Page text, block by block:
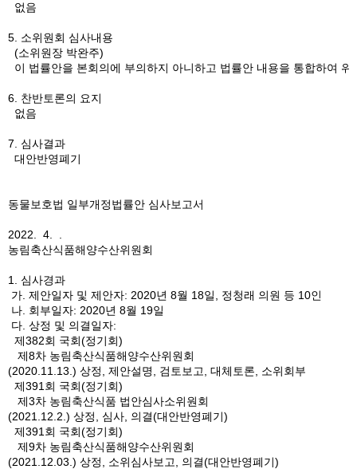
없음
5. 소위원회 심사내용
(소위원장 박완주)
이 법률안을 본회의에 부의하지 아니하고 법률안 내용을 통합하여
6. 찬반토론의 요지
없음
7. 심사결과
대안반영폐기
동물보호법 일부개정법률안 심사보고서
2022. 4. .
농림축산식품해양수산위원회
1. 심사경과
가. 제안일자 및 제안자: 2020년 8월 18일, 정청래 의원 등 10인
나. 회부일자: 2020년 8월 19일
다. 상정 및 의결일자:
제382회 국회(정기회)
제8차 농림축산식품해양수산위원회
(2020.11.13.) 상정, 제안설명, 검토보고, 대체토론, 소위회부
제391회 국회(정기회)
제3차 농림축산식품 법안심사소위원회
(2021.12.2.) 상정, 심사, 의결(대안반영폐기)
제391회 국회(정기회)
제9차 농림축산식품해양수산위원회
(2021.12.03.) 상정, 소위심사보고, 의결(대안반영폐기)